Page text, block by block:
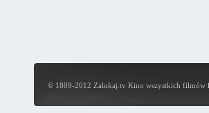
© 1809-2012 Zalukaj.tv Kino wszystkich filmów